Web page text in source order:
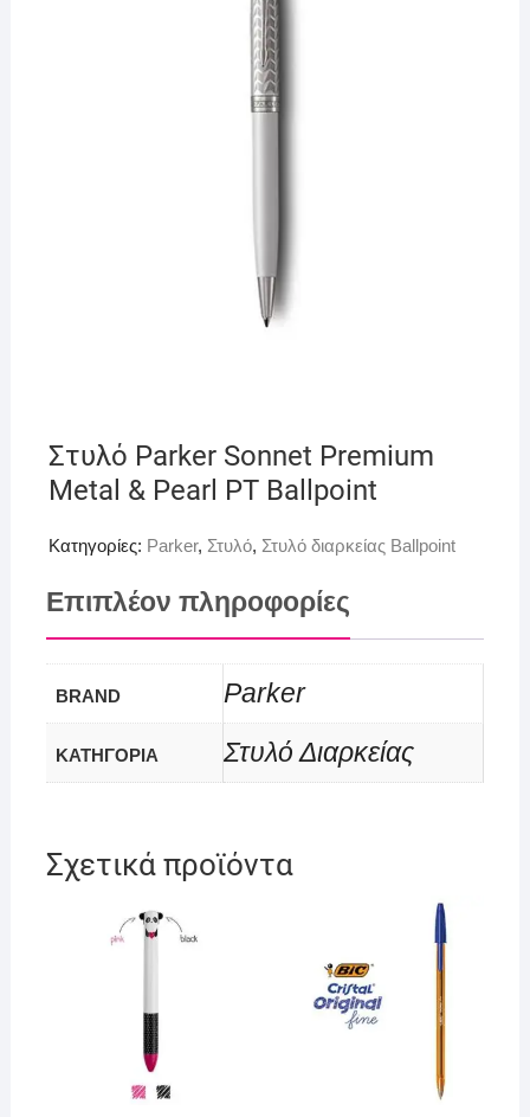
Στυλό Parker Sonnet Premium
Metal & Pearl ΡΤ Ballpoint
Κατηγορίες: Parker, Στυλό, Στυλό διαρκείας Ballpoint
Επιπλέον πληροφορίες
BRAND Parker
ΚΑΤΗΓΟΡΙΑ Στυλό Διαρκείας
Σχετικά προϊόντα